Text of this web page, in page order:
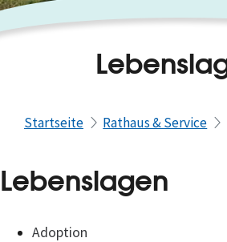
Startseite Rathaus & Service
Lebenslagen
Adoption